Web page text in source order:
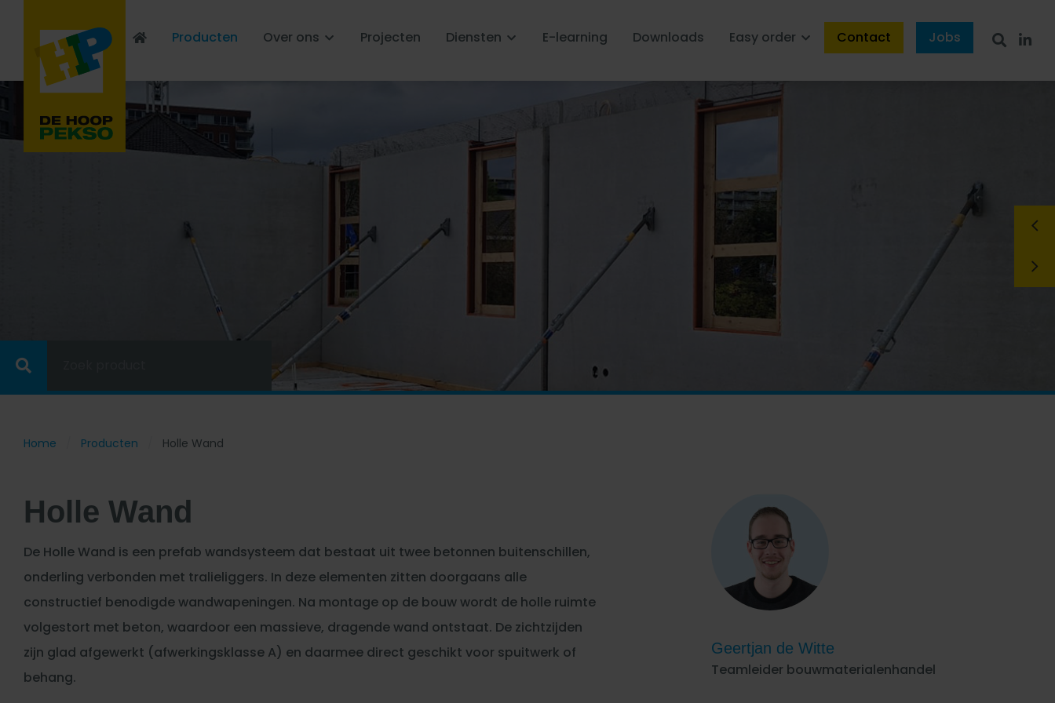
Producten Over ons Projecten Diensten E-learning Downloads Easy order Contact Jobs
Home Producten Holle Wand
Holle Wand
De Holle Wand is een prefab wandsysteem dat bestaat uit twee betonnen buitenschillen,
onderling verbonden met tralieliggers. In deze elementen zitten doorgaans alle
constructief benodigde wandwapeningen. Na montage op de bouw wordt de holle ruimte
volgestort met beton, waardoor een massieve, dragende wand ontstaat. De zichtzijden
zijn glad afgewerkt (afwerkingsklasse A) en daarmee direct geschikt voor spuitwerk of
behang.
Geertjan de Witte
Teamleider bouwmaterialenhandel